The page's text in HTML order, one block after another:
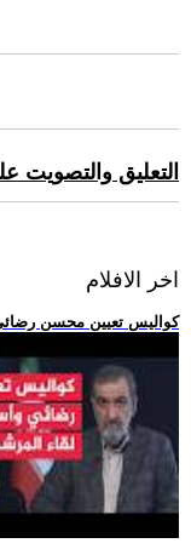
التعليق والتصويت
اخر الافلام
.. كواليس تعيين محسن